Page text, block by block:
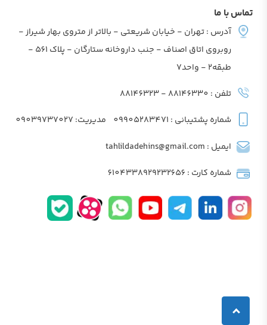
تماس با ما
آدرس : تهران - خیابان شریعتی - بالاتر از متروی بهار شیراز -
روبروی اتاق اصناف - جنب داروخانه ستارگان - پلاک 561 -
طبقه2 - واحد7
تلفن : 88146330 - 88146323
شماره پشتیبانی : 09905283471 مدیریت: 09039737027
ایمیل : tahlildadehins@gmail.com
شماره کارت : 6104338929232656